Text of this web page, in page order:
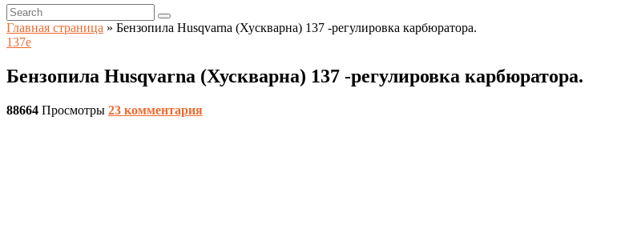
Главная страница » Бензопила Husqvarna (Хускварна) 137 -регулировка карбюратора.
137e
Бензопила Husqvarna (Хускварна) 137 -регулировка карбюратора.
88664 Просмотры 23 комментария